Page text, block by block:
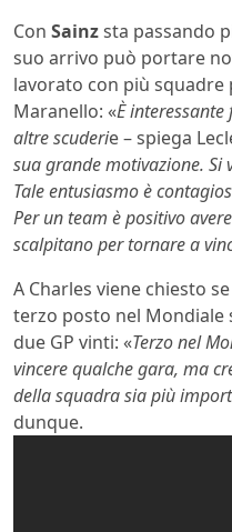
Con Sainzsta passando
suo arrivo può portare
lavorato con più
Maranello: «È interessante
altre scuderie – spiega
sua grande motivazione. Si
Tale entusiasmo è
Per un team è positivo
scalpitano per tornare a
A Charles viene chiesto
terzo posto nel Mondiale
due GP vinti: «Terzo nel
vincere qualche gara, ma
della squadra sia più
dunque.